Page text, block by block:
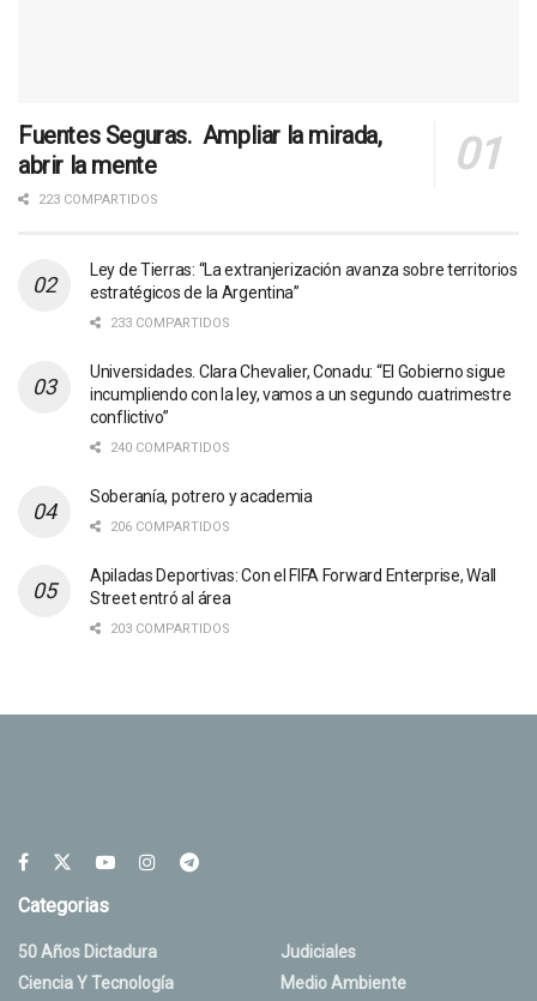
Fuentes Seguras. Ampliar la mirada,
abrir la mente
223 COMPARTIDOS
Ley de Tierras: “La extranjerización avanza sobre territorios
estratégicos de la Argentina”
233 COMPARTIDOS
Universidades. Clara Chevalier, Conadu: “El Gobierno sigue
incumpliendo con la ley, vamos a un segundo cuatrimestre
conflictivo”
240 COMPARTIDOS
Soberanía, potrero y academia
206 COMPARTIDOS
Apiladas Deportivas: Con el FIFA Forward Enterprise, Wall
Street entró al área
203 COMPARTIDOS
Categorias
50 Años Dictadura
Ciencia Y Tecnología
Judiciales
Medio Ambiente